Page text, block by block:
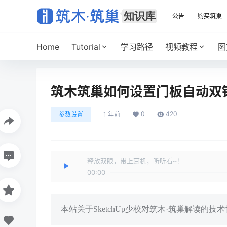
公告 购买筑巢
Home Tutorial 学习路径 视频教程
筑木筑巢如何设置门板自动
参数设置 1 年前 0 420
释放双眼，带上耳机，听听看~！
00:00
本站关于SketchUp少校对筑木·筑巢解读的技